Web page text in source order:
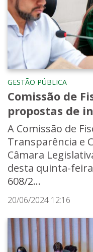
GESTÃO PÚBLICA
Comissão de
propostas de
A Comissão de
Transparência e
Câmara
desta quinta-
608/2...
20/06/2024 12:16